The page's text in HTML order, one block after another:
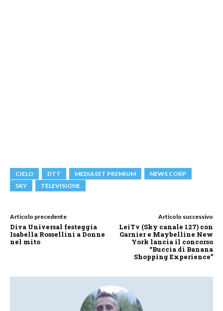
CIELO DTT MEDIASET PREMIUM
NEWS CORP
SKY
TELEVISIONE
Articolo precedente
Diva Universal festeggia
Isabella Rossellini a Donne
nel mito
Articolo successivo
LeiTv (Sky canale 127) con
Garnier e Maybelline New
York lancia il concorso
“Buccia di Banana
Shopping Experience”